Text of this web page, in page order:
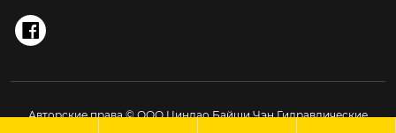

Авторские права © ООО Циндао Байши Чэн Гидравлические